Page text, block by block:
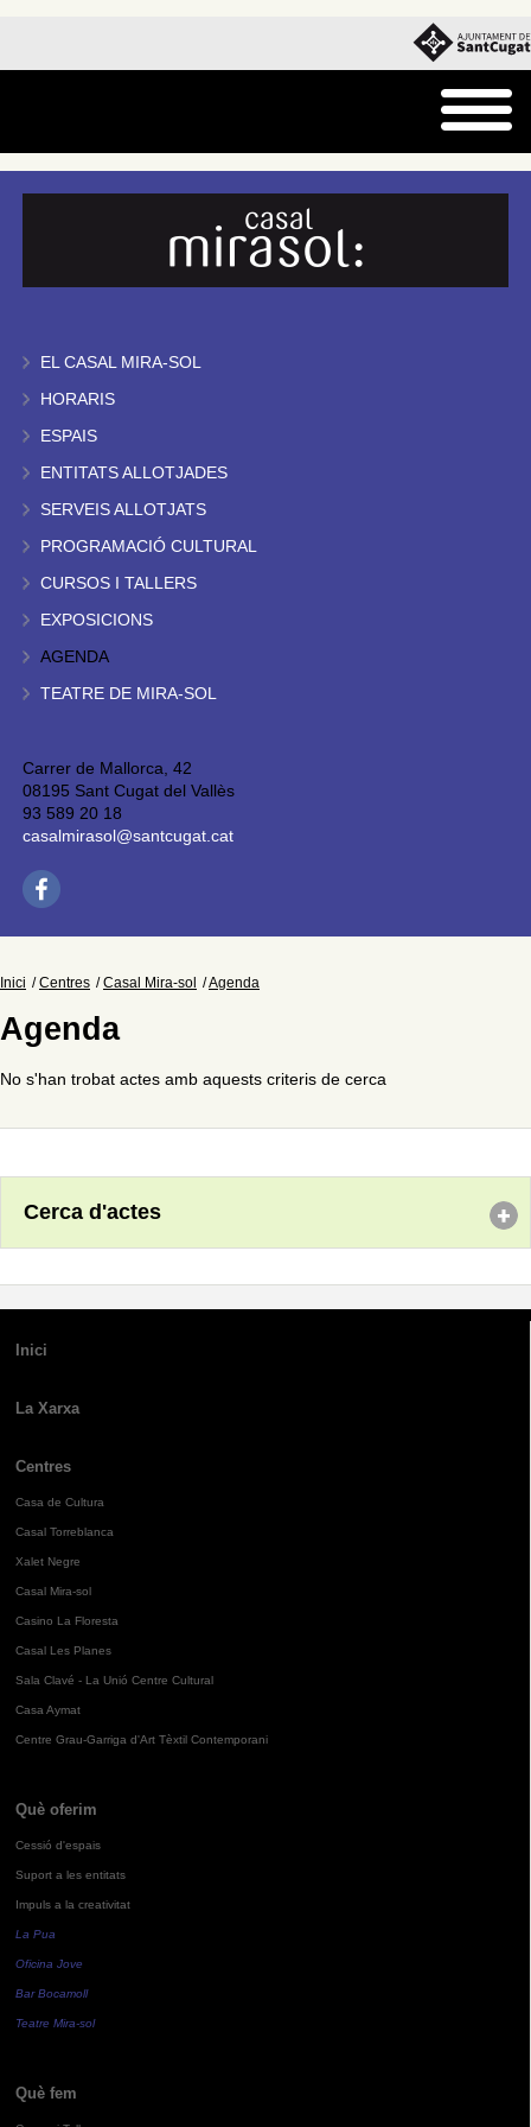
EL CASAL MIRA-SOL
HORARIS
ESPAIS
ENTITATS ALLOTJADES
SERVEIS ALLOTJATS
PROGRAMACIÓ CULTURAL
CURSOS I TALLERS
EXPOSICIONS
AGENDA
TEATRE DE MIRA-SOL
Carrer de Mallorca, 42
08195 Sant Cugat del Vallès
93 589 20 18
casalmirasol@santcugat.cat
Inici Centres Casal Mira-sol Agenda
Agenda
No s'han trobat actes amb aquests criteris de cerca
Cerca d'actes
Inici
La Xarxa
Centres
Casa de Cultura
Casal Torreblanca
Xalet Negre
Casal Mira-sol
Casino La Floresta
Casal Les Planes
Sala Clavé - La Unió Centre Cultural
Casa Aymat
Centre Grau-Garriga d'Art Tèxtil Contemporani
Què oferim
Cessió d'espais
Suport a les entitats
Impuls a la creativitat
La Pua
Oficina Jove
Bar Bocamoll
Teatre Mira-sol
Què fem